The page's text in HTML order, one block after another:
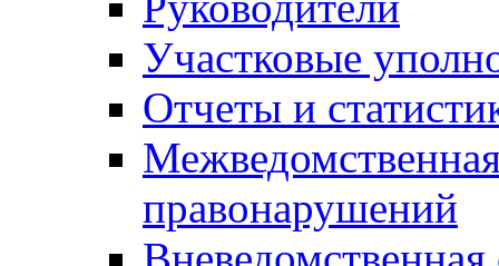
Участковые
Отчеты и
правонарушений